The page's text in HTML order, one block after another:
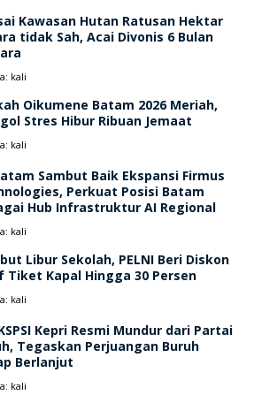
Kawasan Hutan Ratusan Hektar
tidak Sah, Acai Divonis 6 Bulan
kali
Oikumene Batam 2026 Meriah,
Stres Hibur Ribuan Jemaat
kali
Sambut Baik Ekspansi Firmus
Perkuat Posisi Batam
Hub Infrastruktur AI Regional
kali
Libur Sekolah, PELNI Beri Diskon
Tiket Kapal Hingga 30 Persen
kali
Kepri Resmi Mundur dari Partai
Tegaskan Perjuangan Buruh
Berlanjut
kali